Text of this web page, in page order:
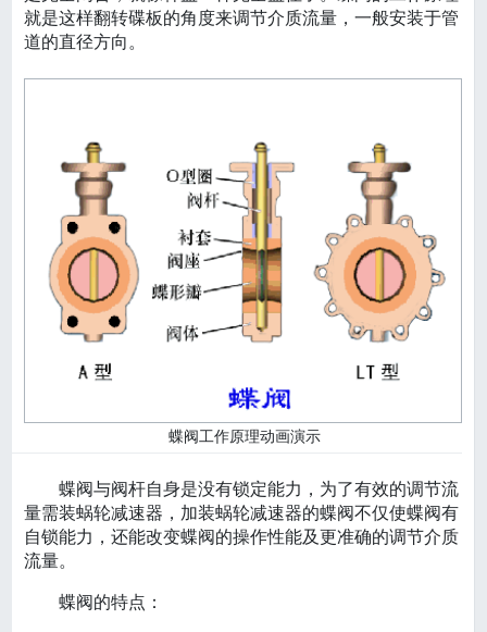
就是这样翻转碟板的角度来调节介质流量，一般安装于管
道的直径方向。
蝶阀工作原理动画演示
蝶阀与阀杆自身是没有锁定能力，为了有效的调节流
量需装蜗轮减速器，加装蜗轮减速器的蝶阀不仅使蝶阀有
自锁能力，还能改变蝶阀的操作性能及更准确的调节介质
流量。
蝶阀的特点：